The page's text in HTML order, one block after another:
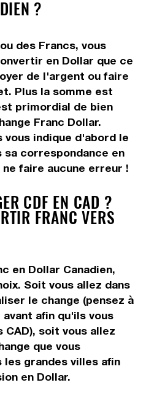
?
des Francs, vous
en Dollar que ce
de l'argent ou faire
Plus la somme est
primordial de bien
Franc Dollar.
indique d'abord le
sa correspondance en
faire aucune erreur !
CDF EN CAD ?
FRANC VERS
en Dollar Canadien,
Soit vous allez dans
le change (pensez à
afin qu'ils vous
soit vous allez
que vous
grandes villes afin
en Dollar.